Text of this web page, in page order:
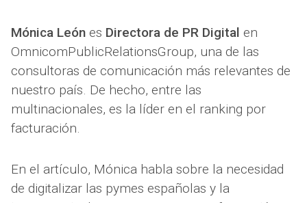
Mónica León es Directora de PR Digital en
OmnicomPublicRelationsGroup, una de las
consultoras de comunicación más relevantes de
nuestro país. De hecho, entre las
multinacionales, es la líder en el ranking por
facturación.
En el artículo, Mónica habla sobre la necesidad
de digitalizar las pymes españolas y la